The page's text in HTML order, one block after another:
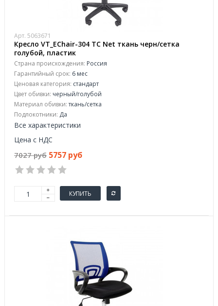
Арт. 5063671
Кресло VT_EСhair-304 ТС Net ткань черн/сетка
голубой, пластик
Страна происхождения: Россия
Гарантийный срок: 6 мес
Ценовая категория: стандарт
Цвет обивки: черный/голубой
Материал обивки:ткань/сетка
Подлокотники: Да
Все характеристики
Цена с НДС
7027 руб 5757 руб
КУПИТЬ